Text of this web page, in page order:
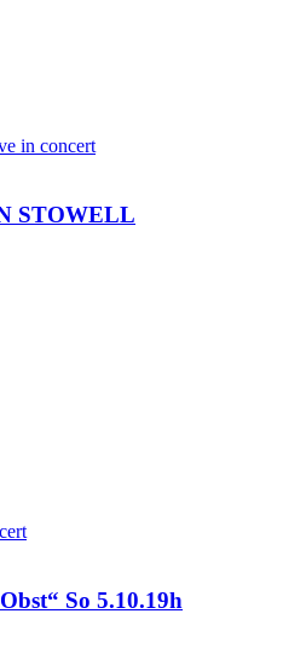
in concert
STOWELL
So 5.10.19h